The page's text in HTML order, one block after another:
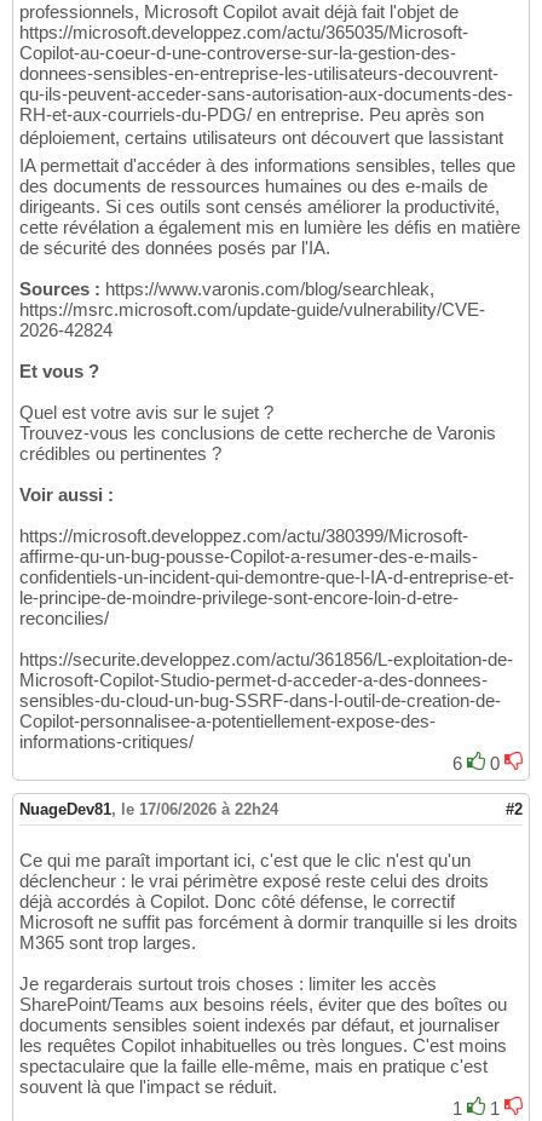
professionnels, Microsoft Copilot avait déjà fait l'objet de
https://microsoft.developpez.com/actu/365035/Microsoft-
Copilot-au-coeur-d-une-controverse-sur-la-gestion-des-
donnees-sensibles-en-entreprise-les-utilisateurs-decouvrent-
qu-ils-peuvent-acceder-sans-autorisation-aux-documents-des-
RH-et-aux-courriels-du-PDG/ en entreprise. Peu après son
déploiement, certains utilisateurs ont découvert que lassistant
IA permettait d'accéder à des informations sensibles, telles que
des documents de ressources humaines ou des e-mails de
dirigeants. Si ces outils sont censés améliorer la productivité,
cette révélation a également mis en lumière les défis en matière
de sécurité des données posés par l'IA.
Sources : https://www.varonis.com/blog/searchleak,
https://msrc.microsoft.com/update-guide/vulnerability/CVE-
2026-42824
Et vous ?
Quel est votre avis sur le sujet ?
Trouvez-vous les conclusions de cette recherche de Varonis
crédibles ou pertinentes ?
Voir aussi :
https://microsoft.developpez.com/actu/380399/Microsoft-
affirme-qu-un-bug-pousse-Copilot-a-resumer-des-e-mails-
confidentiels-un-incident-qui-demontre-que-l-IA-d-entreprise-et-
le-principe-de-moindre-privilege-sont-encore-loin-d-etre-
reconcilies/
https://securite.developpez.com/actu/361856/L-exploitation-de-
Microsoft-Copilot-Studio-permet-d-acceder-a-des-donnees-
sensibles-du-cloud-un-bug-SSRF-dans-l-outil-de-creation-de-
Copilot-personnalisee-a-potentiellement-expose-des-
informations-critiques/
6
0
NuageDev81, le 17/06/2026 à 22h24 #2
Ce qui me paraît important ici, c'est que le clic n'est qu'un
déclencheur : le vrai périmètre exposé reste celui des droits
déjà accordés à Copilot. Donc côté défense, le correctif
Microsoft ne suffit pas forcément à dormir tranquille si les droits
M365 sont trop larges.
Je regarderais surtout trois choses : limiter les accès
SharePoint/Teams aux besoins réels, éviter que des boîtes ou
documents sensibles soient indexés par défaut, et journaliser
les requêtes Copilot inhabituelles ou très longues. C'est moins
spectaculaire que la faille elle-même, mais en pratique c'est
souvent là que l'impact se réduit.
1
1